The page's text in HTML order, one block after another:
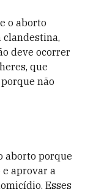
o aborto
deve ocorrer
que
não
aborto porque
aprovar a
Esses